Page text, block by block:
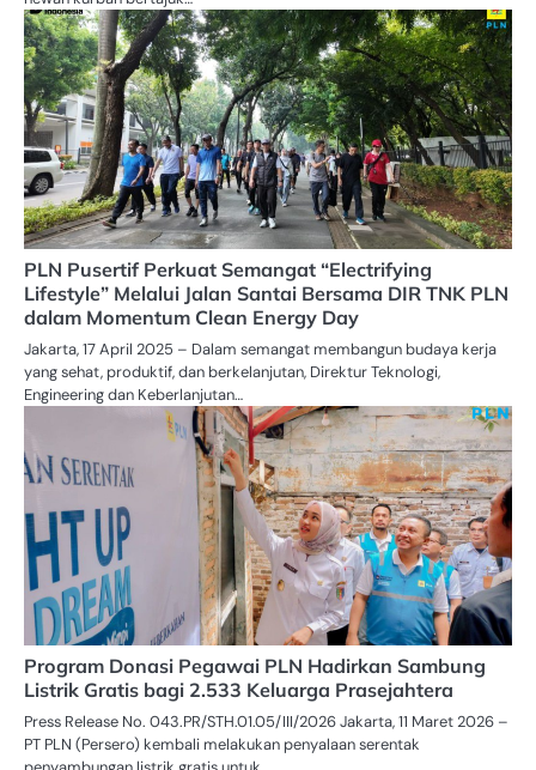
PLN Pusertif Perkuat Semangat “Electrifying
Lifestyle” Melalui Jalan Santai Bersama DIR TNK PLN
dalam Momentum Clean Energy Day
Jakarta, 17 April 2025 – Dalam semangat membangun budaya kerja
yang sehat, produktif, dan berkelanjutan, Direktur Teknologi,
Engineering dan Keberlanjutan…
Program Donasi Pegawai PLN Hadirkan Sambung
Listrik Gratis bagi 2.533 Keluarga Prasejahtera
Press Release No. 043.PR/STH.01.05/III/2026 Jakarta, 11 Maret 2026 –
PT PLN (Persero) kembali melakukan penyalaan serentak